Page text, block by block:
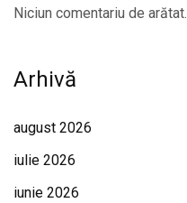
Niciun comentariu de arătat.
Arhivă
august 2026
iulie 2026
iunie 2026